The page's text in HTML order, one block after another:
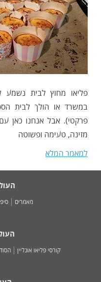
פליאו מחוץ לבית נשמע
במשרד או הולך לבית
מזינה, טעימה ופשוטה
למאמר המלא
מאמרים
קורסי פליאו אונליין